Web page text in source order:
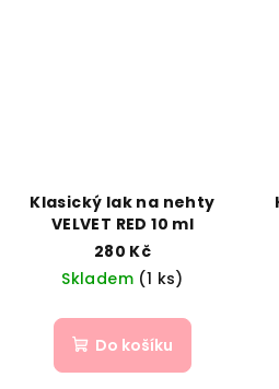
Klasický lak na nehty
VELVET RED 10 ml
280 Kč
Skladem (1 ks)
Do košíku